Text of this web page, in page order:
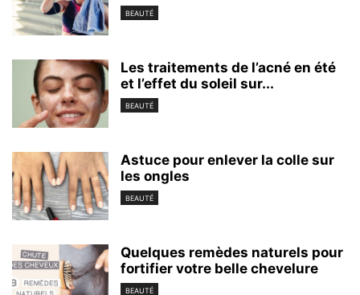
BEAUTÉ
Les traitements de l’acné en été
et l’effet du soleil sur...
BEAUTÉ
Astuce pour enlever la colle sur
les ongles
BEAUTÉ
Quelques remèdes naturels pour
fortifier votre belle chevelure
BEAUTÉ